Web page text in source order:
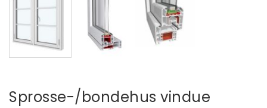
Sprosse-/bondehus vindue